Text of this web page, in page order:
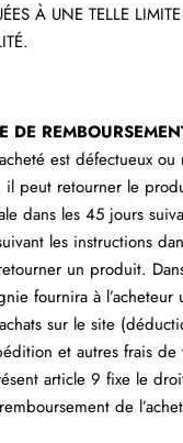
À UNE TELLE
DE
est défectueux ou
il peut retourner le
dans les 45 jours
les instructions
un produit.
fournira à l’acheteur
sur le site
et autres frais de
article 9 fixe le
de